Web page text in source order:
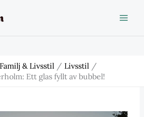
Familj & Livsstil
Livsstil
Ett glas fyllt av bubbel!